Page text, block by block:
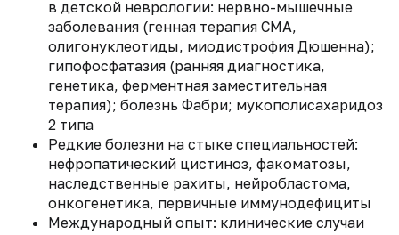
в детской неврологии: нервно-мышечные
заболевания (генная терапия СМА,
олигонуклеотиды, миодистрофия Дюшенна);
гипофосфатазия (ранняя диагностика,
генетика, ферментная заместительная
терапия); болезнь Фабри; мукополисахаридоз
2 типа
Редкие болезни на стыке специальностей:
нефропатический цистиноз, факоматозы,
наследственные рахиты, нейробластома,
онкогенетика, первичные иммунодефициты
Международный опыт: клинические случаи